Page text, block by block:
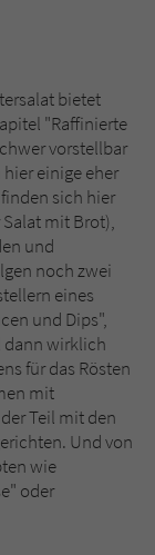
bietet
"Raffinierte
vorstellbar
einige eher
sich hier
mit Brot),
und
noch zwei
eines
und Dips",
dann wirklich
für das Rösten
mit
Teil mit den
Und von
wie
oder